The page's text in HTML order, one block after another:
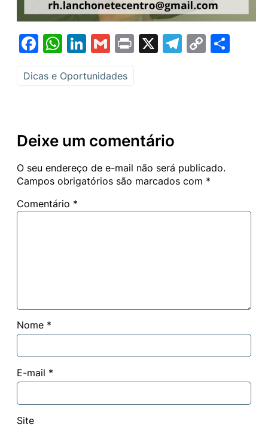
Facebook
WhatsApp
LinkedIn
GmailPrint
X Telegram
Copy
Dicas e Oportunidades
Deixe um comentário
O seu endereço de e-mail não será publicado.
Campos obrigatórios são marcados com *
Comentário *
Nome *
E-mail *
Site